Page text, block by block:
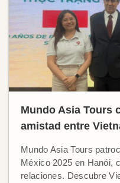
Mundo Asia Tours
amistad entre
Mundo Asia Tours
México 2025 en Hanói,
relaciones. Descubre